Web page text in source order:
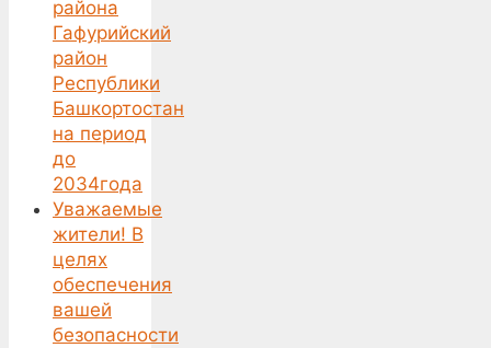
района
Гафурийский
район
Республики
Башкортостан
на период
до
2034года
Уважаемые
жители! В
целях
обеспечения
вашей
безопасности